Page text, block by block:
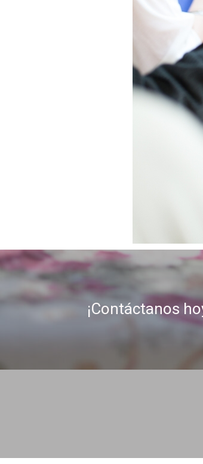
¡Contáctanos